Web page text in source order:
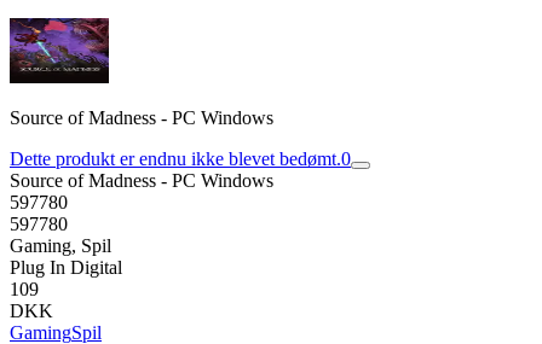
Source of Madness - PC Windows
Dette produkt er endnu ikke blevet bedømt.0
Source of Madness - PC Windows
597780
597780
Gaming, Spil
Plug In Digital
109
DKK
GamingSpil